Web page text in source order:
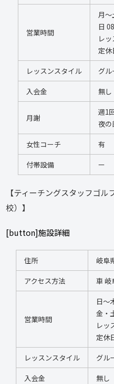
営業時間
月〜
日
レ
定
レッスンスタイル グル
入会金 無し
月謝
週1
夜
女性コーチ 有
付帯設備 ー
【ティーチングスタッフゴ
校）】
[button]施設詳細
住所 岐阜
アクセス方法 車 岐
営業時間
日～
金・
レッ
定休
レッスンスタイル グル
入会金 無し